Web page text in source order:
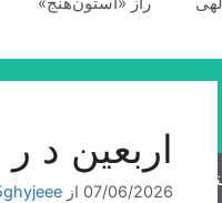
اربعین د
07/06/2026 از